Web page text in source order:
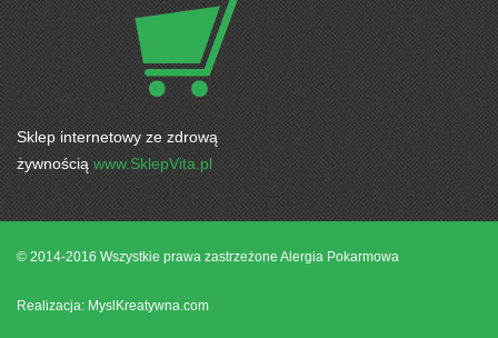
Sklep internetowy ze zdrową
żywnością www.SklepVita.pl
© 2014-2016 Wszystkie prawa zastrzeżone Alergia Pokarmowa
Realizacja: MyslKreatywna.com